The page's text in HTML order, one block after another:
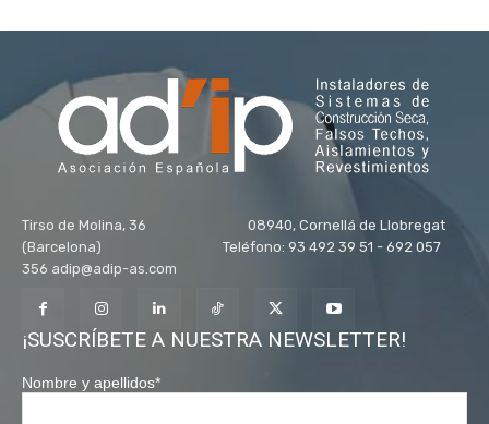
Tirso de Molina, 36 08940, Cornellá de Llobregat
(Barcelona) Teléfono: 93 492 39 51 - 692 057
356 adip@adip-as.com
¡SUSCRÍBETE A NUESTRA NEWSLETTER!
Nombre y apellidos*